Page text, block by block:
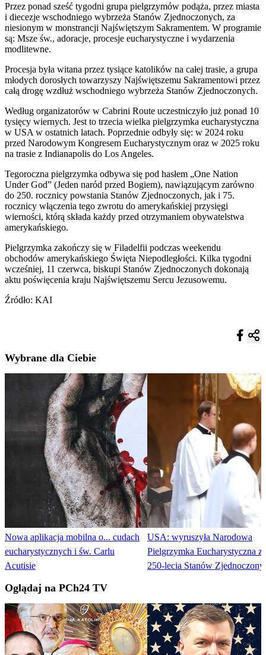
Przez ponad sześć tygodni grupa pielgrzymów podąża, przez miasta
i diecezje wschodniego wybrzeża Stanów Zjednoczonych, za
niesionym w monstrancji Najświętszym Sakramentem. W programie
są: Msze św., adoracje, procesje eucharystyczne i wydarzenia
modlitewne.
Procesja była witana przez tysiące katolików na całej trasie, a grupa
młodych dorosłych towarzyszy Najświętszemu Sakramentowi przez
całą drogę wzdłuż wschodniego wybrzeża Stanów Zjednoczonych.
Według organizatorów w Cabrini Route uczestniczyło już ponad 10
tysięcy wiernych. Jest to trzecia wielka pielgrzymka eucharystyczna
w USA w ostatnich latach. Poprzednie odbyły się: w 2024 roku
przed Narodowym Kongresem Eucharystycznym oraz w 2025 roku
na trasie z Indianapolis do Los Angeles.
Tegoroczna pielgrzymka odbywa się pod hasłem „One Nation
Under God” (Jeden naród przed Bogiem), nawiązującym zarówno
do 250. rocznicy powstania Stanów Zjednoczonych, jak i 75.
rocznicy włączenia tego zwrotu do amerykańskiej przysięgi
wierności, którą składa każdy przed otrzymaniem obywatelstwa
amerykańskiego.
Pielgrzymka zakończy się w Filadelfii podczas weekendu
obchodów amerykańskiego Święta Niepodległości. Kilka tygodni
wcześniej, 11 czerwca, biskupi Stanów Zjednoczonych dokonają
aktu poświęcenia kraju Najświętszemu Sercu Jezusowemu.
Źródło: KAI
Wybrane dla Ciebie
Nowa aplikacja mobilna o... cudach
eucharystycznych i św. Carlu
Acutisie
USA: wyruszyła Narodowa
Pielgrzymka Eucharystyczna z
250-lecia Stanów
Oglądaj na PCh24 TV